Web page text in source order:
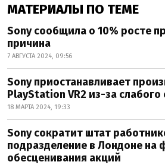
МАТЕРИАЛЫ ПО ТЕМЕ
Sony сообщила о 10% росте
причина
7 АВГУСТА 2024, 09:56
Sony приостанавливает
PlayStation VR2 из-за слабого
18 МАРТА 2024, 19:33
Sony сократит штат
подразделение в Лондоне на
обесценивания акций